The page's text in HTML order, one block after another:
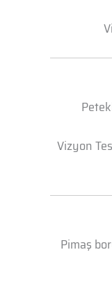
Vizyon
Pimaş